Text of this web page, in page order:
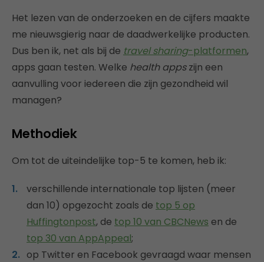
Het lezen van de onderzoeken en de cijfers maakte
me nieuwsgierig naar de daadwerkelijke producten.
Dus ben ik, net als bij de travel sharing-platformen,
apps gaan testen. Welke health appszijn een
aanvulling voor iedereen die zijn gezondheid wil
managen?
Methodiek
Om tot de uiteindelijke top-5 te komen, heb ik:
verschillende internationale top lijsten (meer
dan 10) opgezocht zoals de top 5 op
Huffingtonpost, de top 10 van CBCNews en de
top 30 van AppAppeal;
op Twitter en Facebook gevraagd waar mensen